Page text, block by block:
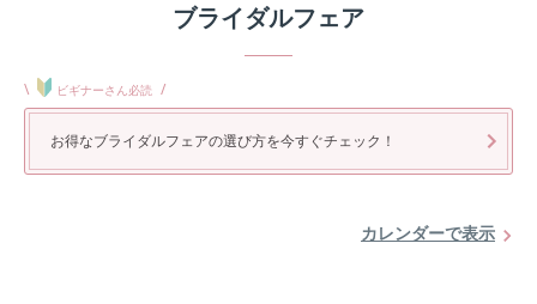
ブライダルフェア
\ ビギナーさん必読 /
お得なブライダルフェアの選び方を今すぐチェック！
カレンダーで表示